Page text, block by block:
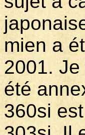
mien a
2001.
été
360si